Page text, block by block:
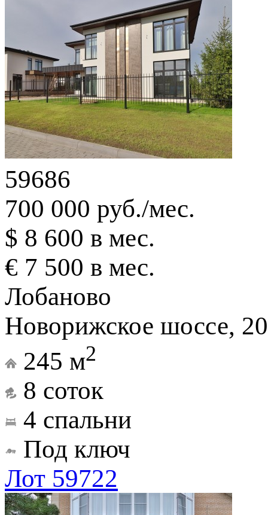
59686
700 000 руб./мес.
$ 8 600 в мес.
€ 7 500 в мес.
Лобаново
Новорижское шоссе,
245 м2
8 соток
4 спальни
Под ключ
Лот 59722